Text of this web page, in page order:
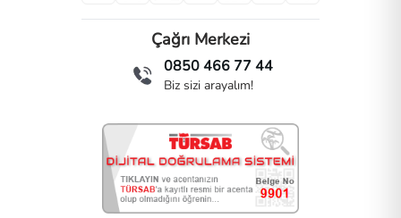
Çağrı Merkezi
0850 466 77 44
Biz sizi arayalım!